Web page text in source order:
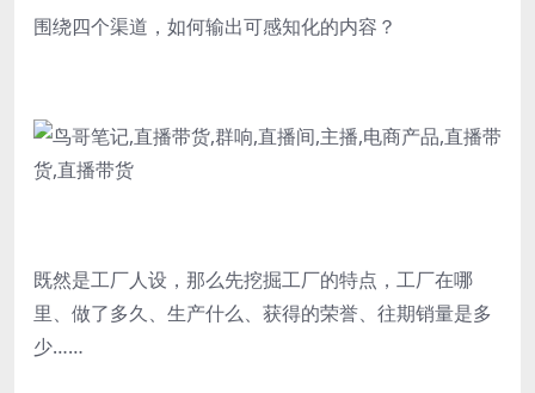
围绕四个渠道，如何输出可感知化的内容？
既然是工厂人设，那么先挖掘工厂的特点，工厂在哪
里、做了多久、生产什么、获得的荣誉、往期销量是多
少……